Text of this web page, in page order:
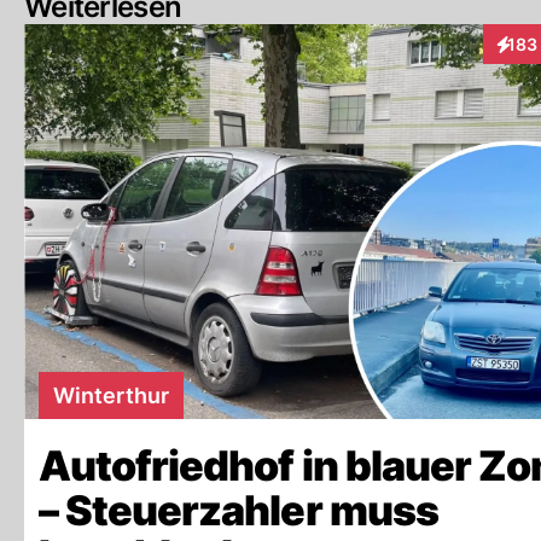
183
Winterthur
Autofriedhof in blauer
– Steuerzahler muss